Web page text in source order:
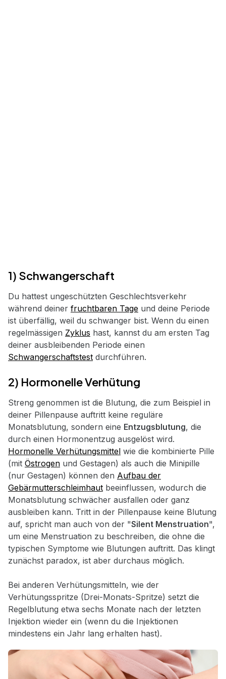
1) Schwangerschaft
Du hattest ungeschützten Geschlechtsverkehr
während deiner fruchtbaren Tage und deine Periode
ist überfällig, weil du schwanger bist. Wenn du einen
regelmässigen Zyklus hast, kannst du am ersten Tag
deiner ausbleibenden Periode einen
Schwangerschaftstest durchführen.
2) Hormonelle Verhütung
Streng genommen ist die Blutung, die zum Beispiel in
deiner Pillenpause auftritt keine reguläre
Monatsblutung, sondern eine Entzugsblutung, die
durch einen Hormonentzug ausgelöst wird.
Hormonelle Verhütungsmittel wie die kombinierte Pille
(mit Östrogen und Gestagen) als auch die Minipille
(nur Gestagen) können den Aufbau der
Gebärmutterschleimhaut beeinflussen, wodurch die
Monatsblutung schwächer ausfallen oder ganz
ausbleiben kann. Tritt in der Pillenpause keine Blutung
auf, spricht man auch von der "Silent Menstruation",
um eine Menstruation zu beschreiben, die ohne die
typischen Symptome wie Blutungen auftritt. Das klingt
zunächst paradox, ist aber durchaus möglich.
Bei anderen Verhütungsmitteln, wie der
Verhütungsspritze (Drei-Monats-Spritze) setzt die
Regelblutung etwa sechs Monate nach der letzten
Injektion wieder ein (wenn du die Injektionen
mindestens ein Jahr lang erhalten hast).